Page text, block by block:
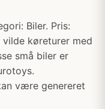
Biler. Pris:
vilde køreturer med
små biler er
være genereret